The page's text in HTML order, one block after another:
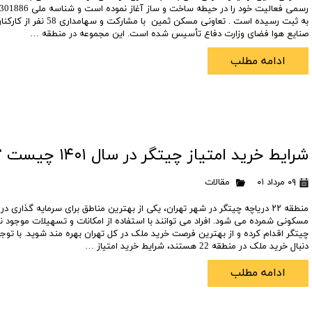
تعاونی مسکن شرکت نفت
تعاونی مسکن
تعاونی نپاسازه
تعاونی سپاشهر
تعاونی ابنیه همسا
به ثبت رسیده است . تعاونی مسکن
صنایع هوا فضای وزارت دفاع تأسیس شده است. این مجموعه در منطقه …
ادامه مطلب
شرایط خرید امتیاز چیتگر در سال ۱۴۰۱ چیست ؟
۰۹ مرداد ۰۱ مقالات
منطقه ۲۲ دریاچه چیتگر در شهر تهران، یکی از بهترین مناطق برای سرمایه
مسکونی شمرده می شود. افراد می توانند با استفاده از امکانات و تسهیلات موجود
چیتگر اقدام کرده و از بهترین فرصت خرید ملک در کل تهران بهره مند شوید. با
دنبال خرید ملک در منطقه 22 هستند، شرایط خرید امتیاز …
ادامه مطلب